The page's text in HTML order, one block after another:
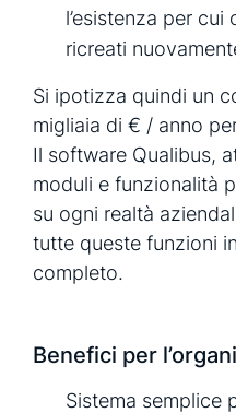
l’esistenza per
ricreati
Si ipotizza quindi un
migliaia di € / anno
Il software Qualibus,
moduli e funzionalità
su ogni realtà
tutte queste funzioni
completo.
Benefici per
Sistema semplice